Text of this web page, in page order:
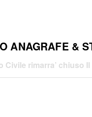
ANAGRAFE &
Civile rimarra’ chiuso